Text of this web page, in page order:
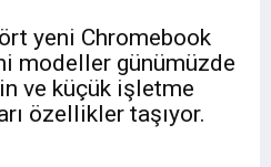
yeni Chromebook
modeller günümüzde
ve küçük işletme
özellikler taşıyor.